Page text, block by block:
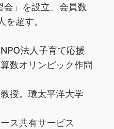
」を設立、会員数
超す。
法人子育て応援
数オリンピック作問
授。環太平洋大学
ス共有サービス